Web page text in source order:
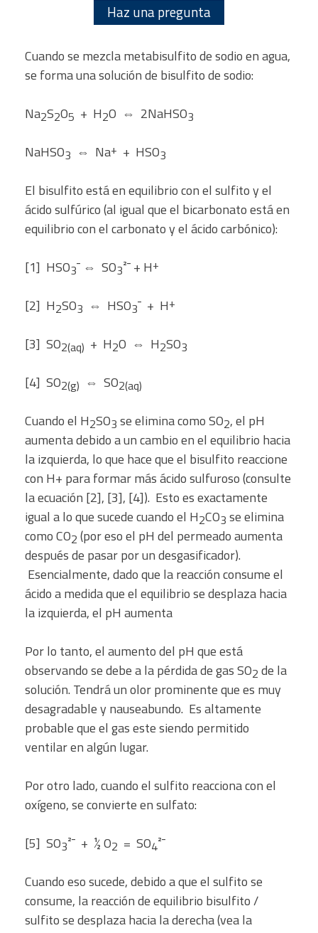
Haz una pregunta
Cuando se mezcla metabisulfito de sodio en agua,
se forma una solución de bisulfito de sodio:
Na2S2O5 + H2O ⇔ 2NaHSO3
NaHSO3 ⇔ Na+ + HSO3
El bisulfito está en equilibrio con el sulfito y el
ácido sulfúrico (al igual que el bicarbonato está en
equilibrio con el carbonato y el ácido carbónico):
[1] HSO3¯ ⇔ SO3²¯ + H+
[2] H2SO3 ⇔ HSO3¯ + H+
[3] SO2(aq) + H2O ⇔ H2SO3
[4] SO2(g) ⇔ SO2(aq)
Cuando el H2SO3 se elimina como SO2, el pH
aumenta debido a un cambio en el equilibrio hacia
la izquierda, lo que hace que el bisulfito reaccione
con H+ para formar más ácido sulfuroso (consulte
la ecuación [2], [3], [4]). Esto es exactamente
igual a lo que sucede cuando el H2CO3 se elimina
como CO2 (por eso el pH del permeado aumenta
después de pasar por un desgasificador).
Esencialmente, dado que la reacción consume el
ácido a medida que el equilibrio se desplaza hacia
la izquierda, el pH aumenta
Por lo tanto, el aumento del pH que está
observando se debe a la pérdida de gas SO2 de la
solución. Tendrá un olor prominente que es muy
desagradable y nauseabundo. Es altamente
probable que el gas este siendo permitido
ventilar en algún lugar.
Por otro lado, cuando el sulfito reacciona con el
oxígeno, se convierte en sulfato:
[5] SO3²¯ + ½ O2 = SO4²¯
Cuando eso sucede, debido a que el sulfito se
consume, la reacción de equilibrio bisulfito /
sulfito se desplaza hacia la derecha (vea la